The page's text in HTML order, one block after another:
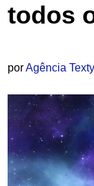
todos
porAgência Texty